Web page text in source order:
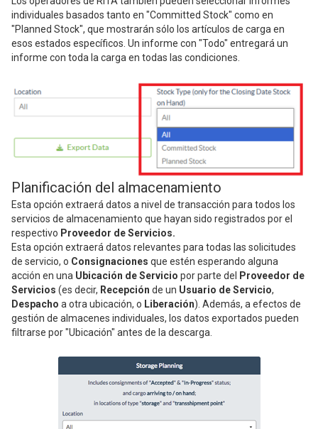
individuales basados tanto en "Committed Stock" como en
"Planned Stock", que mostrarán sólo los artículos de carga en
esos estados específicos. Un informe con "Todo" entregará un
informe con toda la carga en todas las condiciones.
Planificación del almacenamiento
Esta opción extraerá datos a nivel de transacción para todos los
servicios de almacenamiento que hayan sido registrados por el
respectivo Proveedor de Servicios.
Esta opción extraerá datos relevantes para todas las solicitudes
de servicio, o Consignaciones que estén esperando alguna
acción en una Ubicación de Servicio por parte del
Proveedor de
Servicios (es decir, Recepción de un Usuario de Servicio,
Despacho a otra ubicación, o Liberación). Además, a efectos de
gestión de almacenes individuales, los datos exportados pueden
filtrarse por "Ubicación" antes de la descarga.